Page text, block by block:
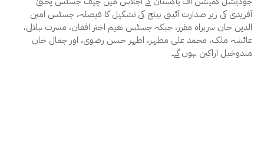
آفریدی کی زیر صدارت آئینی بینچ کی تشکیل کا فیصلہ، جسٹس امین
الدین خان سربراہ مقرر، جبکہ جسٹس نعیم اختر افغان، مسرت ہلالی،
عائشہ ملک، محمد علی مظہر، اظہر حسن رضوی، اور جمال خان
مندوخیل اراکین ہوں گے۔